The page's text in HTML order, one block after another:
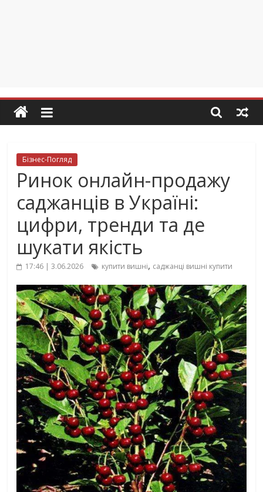
Бізнес-Погляд
Ринок онлайн-продажу
саджанців в Україні:
цифри, тренди та де
шукати якість
17:46 | 3.06.2026 купити вишні, саджанці вишні купити